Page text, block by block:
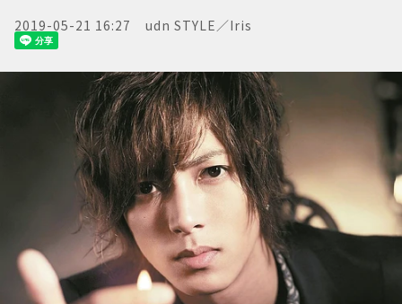
2019-05-21 16:27 udn STYLE／Iris